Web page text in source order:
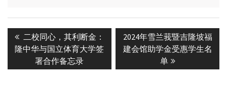
Post
navigation
Previous
post:
二校同心，其利断金：
隆中华与国立体育大学签
署合作备忘录
Next
post:
2024年雪兰莪暨吉隆坡福
建会馆助学金受惠学生名
单